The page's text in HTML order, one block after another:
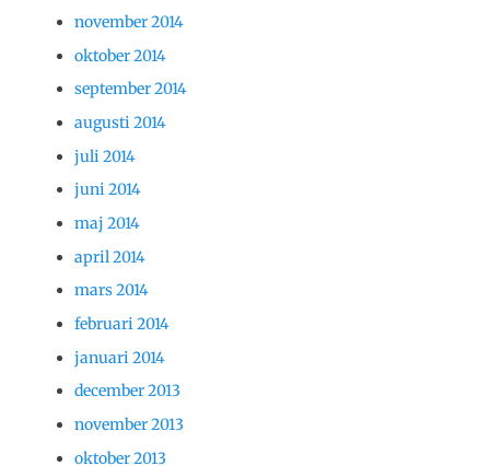
november 2014
oktober 2014
september 2014
augusti 2014
juli 2014
juni 2014
maj 2014
april 2014
mars 2014
februari 2014
januari 2014
december 2013
november 2013
oktober 2013